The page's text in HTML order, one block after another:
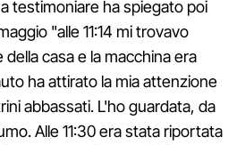
testimoniare ha spiegato poi
"alle 11:14 mi trovavo
casa e la macchina era
ha attirato la mia attenzione
abbassati. L'ho guardata, da
Alle 11:30 era stata riportata